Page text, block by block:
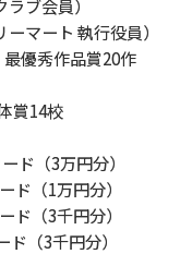
会員）
ト 執行役員）
優秀作品賞20作
14校
ド（3万円分）
ド（1万円分）
ド（3千円分）
（3千円分）